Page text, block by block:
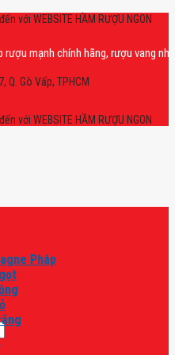
với WEBSITE HẦM RƯỢU NGON
chính hãng, rượu vang nhập
Q. Gò Vấp, TPHCM
với WEBSITE HẦM RƯỢU NGON
Pháp